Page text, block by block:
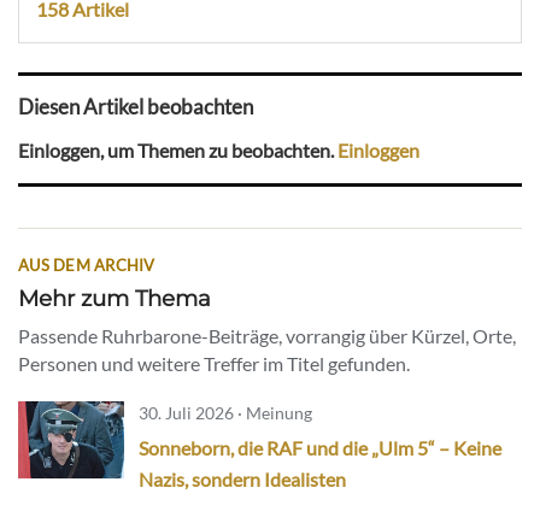
158 Artikel
Diesen Artikel beobachten
Einloggen, um Themen zu beobachten.Einloggen
AUS DEM ARCHIV
Mehr zum Thema
Passende Ruhrbarone-Beiträge, vorrangig über Kürzel, Orte,
Personen und weitere Treffer im Titel gefunden.
30. Juli 2026 · Meinung
Sonneborn, die RAF und die „Ulm 5“ – Keine
Nazis, sondern Idealisten